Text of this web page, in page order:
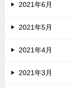
2021年6月
2021年5月
2021年4月
2021年3月